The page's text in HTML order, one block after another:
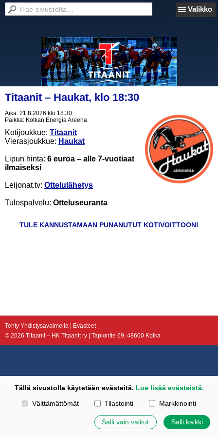
Valikko
Titaanit – Haukat, klo 18:30
Aika: 21.8.2026 klo 18:30
Paikka: Kotkan Energia Areena
Kotijoukkue: Titaanit
Vierasjoukkue: Haukat
Lipun hinta: 6 euroa – alle 7-vuotiaat
ilmaiseksi
Leijonat.tv: Ottelulähetys
Tulospalvelu: Otteluseuranta
TULE KANNUSTAMAAN PUNANUTUT KOTIVOITTOON!
Tehty Yhdistysavaimella
Evästeet
© 2026 Titaanit – HK Titaanit ry | Tapiontie 69, 48600 Kotka
Tällä sivustolla käytetään evästeitä. Lue lisää evästeistä.
Valitse käytettävät evästeet
Välttämättömät Tilastointi Markkinointi
Salli vain valitut Salli kaikki